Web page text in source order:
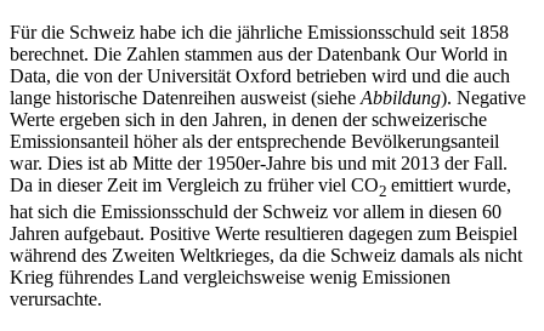
Für die Schweiz habe ich die jährliche Emissionsschuld seit 1858
berechnet. Die Zahlen stammen aus der Datenbank Our World in
Data, die von der Universität Oxford betrieben wird und die auch
lange historische Datenreihen ausweist (siehe Abbildung). Negative
Werte ergeben sich in den Jahren, in denen der schweizerische
Emissionsanteil höher als der entsprechende Bevölkerungsanteil
war. Dies ist ab Mitte der 1950er-Jahre bis und mit 2013 der Fall.
Da in dieser Zeit im Vergleich zu früher viel CO2 emittiert wurde,
hat sich die Emissionsschuld der Schweiz vor allem in diesen 60
Jahren aufgebaut. Positive Werte resultieren dagegen zum Beispiel
während des Zweiten Weltkrieges, da die Schweiz damals als nicht
Krieg führendes Land vergleichsweise wenig Emissionen
verursachte.